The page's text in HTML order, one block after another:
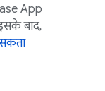
App
बाद,